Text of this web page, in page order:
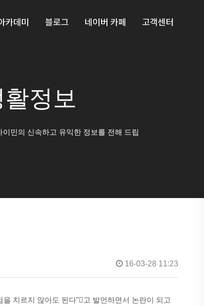
카데미 블로그 네이버 카페 고객센터
정보
민의 신속하고 유익한 정보를 전해 드립
16-03-28 11:23
치르지 않아도 된다"고 발언하면서 논란이 되고